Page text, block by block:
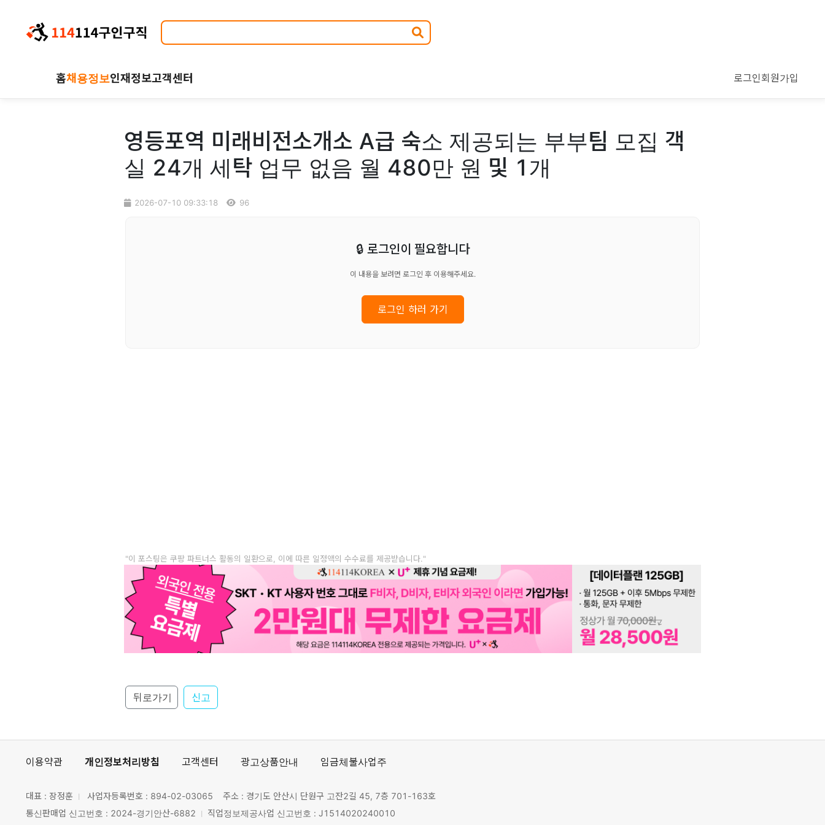
홈채용정보인재정보고객센터 로그인회원가입
영등포역 미래비전소개소 A급 숙소 제공되는 부부팀 모집 객
실 24개 세탁 업무 없음 월 480만 원 및 1개
2026-07-10 09:33:18 96
🔒 로그인이 필요합니다
이 내용을 보려면 로그인 후 이용해주세요.
로그인 하러 가기
"이 포스팅은 쿠팡 파트너스 활동의 일환으로, 이에 따른 일정액의 수수료를 제공받습니다."
뒤로가기 신고
이용약관 개인정보처리방침 고객센터 광고상품안내 임금체불사업주
대표 : 장정훈 사업자등록번호 : 894-02-03065
주소 : 경기도 안산시 단원구 고잔2길 45, 7층 701-163호
통신판매업 신고번호 : 2024-경기안산-6882
직업정보제공사업 신고번호 : J1514020240010